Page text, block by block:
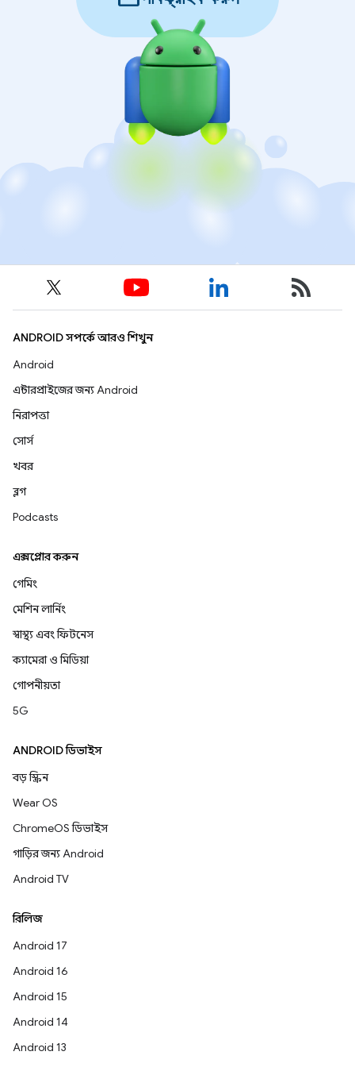
ANDROID সম্পর্কে আরও শিখুন
Android
এন্টারপ্রাইজের জন্য Android
নিরাপত্তা
সোর্স
খবর
ব্লগ
Podcasts
এক্সপ্লোর করুন
গেমিং
মেশিন লার্নিং
স্বাস্থ্য এবং ফিটনেস
ক্যামেরা ও মিডিয়া
গোপনীয়তা
5G
ANDROID ডিভাইস
বড় স্ক্রিন
Wear OS
ChromeOS ডিভাইস
গাড়ির জন্য Android
Android TV
রিলিজ
Android 17
Android 16
Android 15
Android 14
Android 13